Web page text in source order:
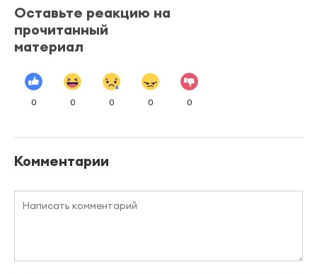
Оставьте реакцию на
прочитанный
материал
0 0 0 0 0
Комментарии